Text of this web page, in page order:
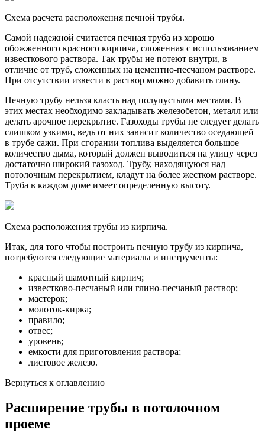
Схема расчета расположения печной трубы.
Самой надежной считается печная труба из хорошо
обожженного красного кирпича, сложенная с использованием
известкового раствора. Так трубы не потеют внутри, в
отличие от труб, сложенных на цементно-песчаном растворе.
При отсутствии извести в раствор можно добавить глину.
Печную трубу нельзя класть над полупустыми местами. В
этих местах необходимо закладывать железобетон, металл или
делать арочное перекрытие. Газоходы трубы не следует делать
слишком узкими, ведь от них зависит количество оседающей
в трубе сажи. При сгорании топлива выделяется большое
количество дыма, который должен выводиться на улицу через
достаточно широкий газоход. Трубу, находящуюся над
потолочным перекрытием, кладут на более жестком растворе.
Труба в каждом доме имеет определенную высоту.
Схема расположения трубы из кирпича.
Итак, для того чтобы построить печную трубу из кирпича,
потребуются следующие материалы и инструменты:
красный шамотный кирпич;
известково-песчаный или глино-песчаный раствор;
мастерок;
молоток-кирка;
правило;
отвес;
уровень;
емкости для приготовления раствора;
листовое железо.
Вернуться к оглавлению
Расширение трубы в потолочном
проеме